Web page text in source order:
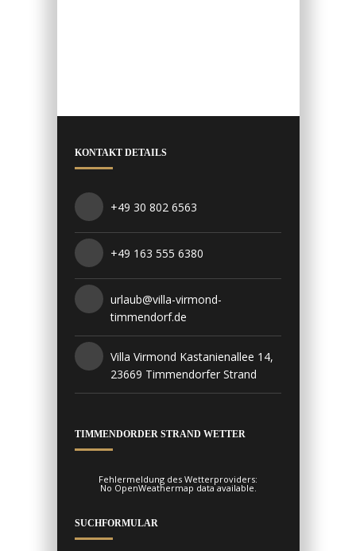
KONTAKT DETAILS
+49 30 802 6563
+49 163 555 6380
urlaub@villa-virmond-
timmendorf.de
Villa Virmond Kastanienallee 14,
23669 Timmendorfer Strand
TIMMENDORDER STRAND WETTER
Fehlermeldung des Wetterproviders:
No OpenWeathermap data available.
SUCHFORMULAR